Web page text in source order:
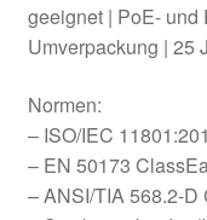
geeignet | PoE-
Umverpackung | 25
Normen:
– ISO/IEC
– EN 50173
– ANSI/TIA 568.2-D